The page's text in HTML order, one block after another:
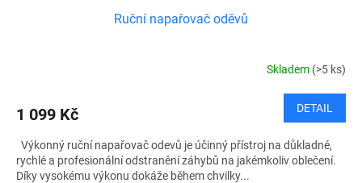
Ruční napařovač oděvů
Skladem (>5 ks)
1 099 Kč DETAIL
Výkonný ruční napařovač odevů je účinný přístroj na důkladné,
rychlé a profesionální odstranění záhybů na jakémkoliv oblečení.
Díky vysokému výkonu dokáže během chvilky...